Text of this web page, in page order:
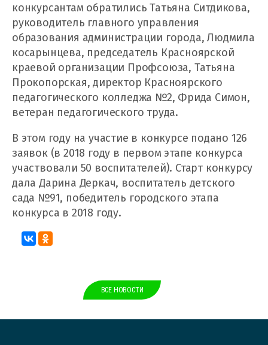
конкурсантам обратились Татьяна Ситдикова,
руководитель главного управления
образования администрации города, Людмила
косарынцева, председатель Красноярской
краевой организации Профсоюза, Татьяна
Прокопорская, директор Красноярского
педагогического колледжа №2, Фрида Симон,
ветеран педагогического труда.
В этом году на участие в конкурсе подано 126
заявок (в 2018 году в первом этапе конкурса
участвовали 50 воспитателей). Старт конкурсу
дала Дарина Деркач, воспитатель детского
сада №91, победитель городского этапа
конкурса в 2018 году.
ВСЕ НОВОСТИ